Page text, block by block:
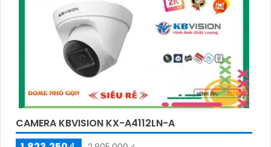
CAMERA KBVISION KX-A4112LN-A